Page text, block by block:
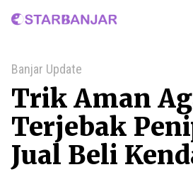
Home
Banjar Update
Trik Aman
Terjebak
Jual Beli